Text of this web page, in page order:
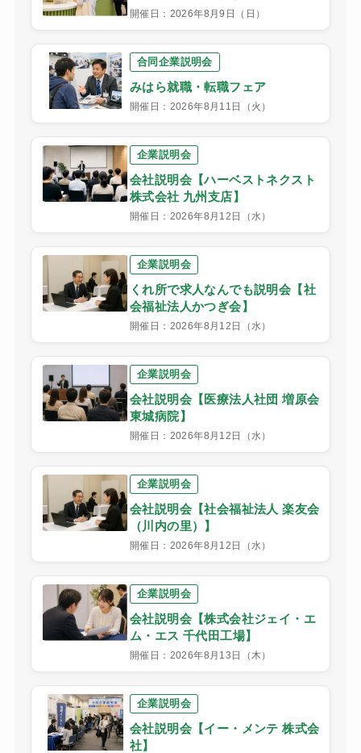
開催日：2026年8月9日（日）
合同企業説明会
みはら就職・転職フェア
開催日：2026年8月11日（火）
企業説明会
会社説明会【ハーベストネクスト
株式会社 九州支店】
開催日：2026年8月12日（水）
企業説明会
くれ所で求人なんでも説明会【社
会福祉法人かつぎ会】
開催日：2026年8月12日（水）
企業説明会
会社説明会【医療法人社団 増原会
東城病院】
開催日：2026年8月12日（水）
企業説明会
会社説明会【社会福祉法人 楽友会
（川内の里）】
開催日：2026年8月12日（水）
企業説明会
会社説明会【株式会社ジェイ・エ
ム・エス 千代田工場】
開催日：2026年8月13日（木）
企業説明会
会社説明会【イー・メンテ 株式会
社】